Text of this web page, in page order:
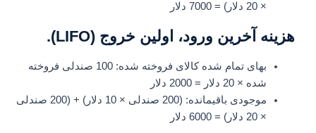
× 20 دلار) = 7000 دلار
هزینه آخرین ورود، اولین خروج (LIFO).
بهای تمام شده کالای فروخته شده: 100 صندلی فروخته
شده × 20 دلار = 2000 دلار
موجودی باقیمانده: (200 صندلی × 10 دلار) + (200 صندلی
× 20 دلار) = 6000 دلار